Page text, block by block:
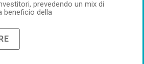
prevedendo un mix di
beneficio della